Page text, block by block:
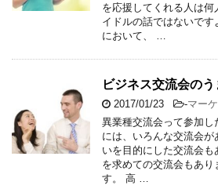
を応援してくれる人は
イドルの話ではないで
において、 …
ビジネス交流会の
2017/01/23 -マー
異業種交流会って参加
には、いろんな交流会
いを目的にした交流会
を求めての交流会もあ
す。 高 …